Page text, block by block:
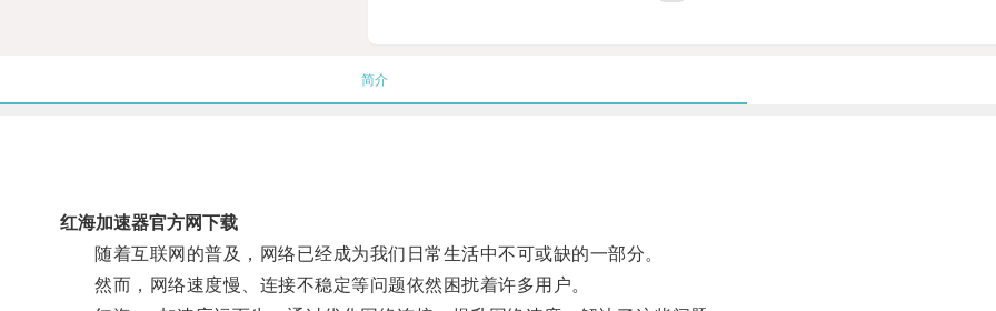
简介
红海加速器官方网下载
随着互联网的普及，网络已经成为我们日常生活中不可或缺的一部分。
然而，网络速度慢、连接不稳定等问题依然困扰着许多用户。